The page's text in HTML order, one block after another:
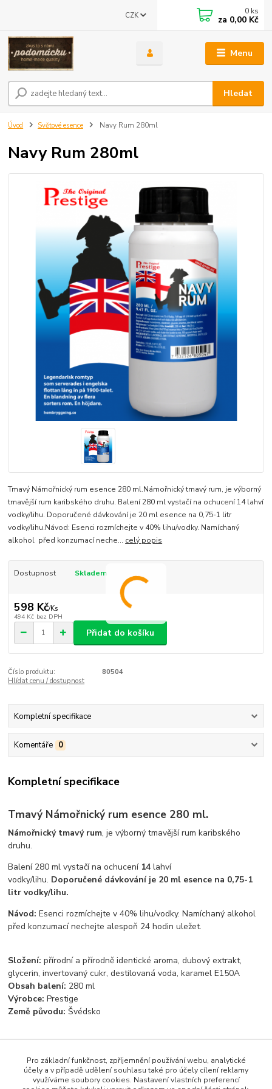
Menu
CZK
Hledat
0 ks
za 0,00 Kč
Úvod Světové esence Navy Rum 280ml
Navy Rum 280ml
Tmavý Námořnický rum esence 280 ml.Námořnický tmavý rum, je výborný
tmavější rum karibského druhu. Balení 280 ml vystačí na ochucení 14 lahví
vodky/lihu. Doporučené dávkování je 20 ml esence na 0,75-1 litr
vodky/lihu.Návod: Esenci rozmíchejte v 40% lihu/vodky. Namíchaný
alkohol před konzumací neche... celý popis
Dostupnost Skladem
598 Kč/Ks
494 Kč bez DPH
Přidat do košíku
Číslo produktu:
80504
Hlídat cenu / dostupnost
Kompletní specifikace
Komentáře 0
Kompletní specifikace
Tmavý Námořnický rum esence 280 ml.
Námořnický tmavý rum, je výborný tmavější rum karibského
druhu.
Balení 280 ml vystačí na ochucení 14lahví
vodky/lihu. Doporučené dávkování je 20 ml esence na 0,75-1
litr vodky/lihu.
Návod: Esenci rozmíchejte v 40% lihu/vodky. Namíchaný alkohol
před konzumací nechejte alespoň 24 hodin uležet.
Složení: přírodní a přírodně identické aroma, dubový extrakt,
glycerin, invertovaný cukr, destilovaná voda, karamel E150A
Obsah balení: 280 ml
Výrobce: Prestige
Země původu:Švédsko
Zboží zařazeno v kategoriích
Světové esence
Pro základní funkčnost, zpříjemnění používání webu, analytické
účely a v případě udělení souhlasu také pro účely cílení reklamy
využíváme soubory cookies. Nastavení vlastních preferencí